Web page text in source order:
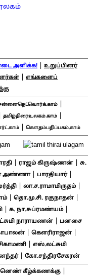
அளிக்க!
உறுப்பினர்
எங்களைப்
தமிழ்திரைஉலகம்.காம்|
கௌதம்பதிப்பகம்.காம்
| ராஜம் கிருஷ்ணன்|
சு.
அண்ணா| பாரதியார்|
லா.ச.ராமாமிருதம்|
| தொ.மு.சி. ரகுநாதன்|
| க. நா.சுப்ரமண்யம்|
நாராயணன்
பனசை
| கௌரிராஜன்|
|
எஸ்.லட்சுமி
| கோ.சந்திரசேகரன்
கீழ்க்கணக்கு|